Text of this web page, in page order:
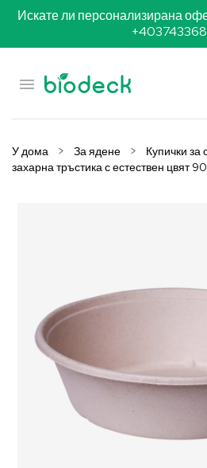
Искате ли персонализирана

У дома За ядене Купички за
захарна тръстика с естествен цвят